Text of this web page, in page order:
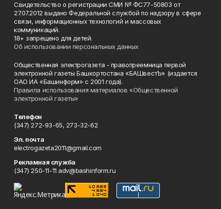
Свидетельство о регистрации СМИ № ФС77-50803 от
27.07.2012 выдано Федеральной службой по надзору в сфере
связи, информационных технологий и массовых
коммуникаций.
18+ запрещено для детей.
Об использовании персональных данных
Общественная электрогазета - правопреемница первой
электронной газеты Башкортостана «БАШвестЪ» (издается
ОАО ИА «Башинформ» с 2001 года).
Правила использования материалов «Общественной
электронной газеты»
Телефон
(347) 272-93-65, 273-32-62
Эл. почта
electrogazeta2011@gmail.com
Рекламная служба
(347) 250-11-11 adv@bashinform.ru